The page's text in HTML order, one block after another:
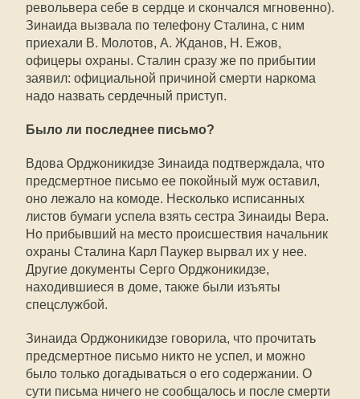
револьвера себе в сердце и скончался мгновенно).
Зинаида вызвала по телефону Сталина, с ним
приехали В. Молотов, А. Жданов, Н. Ежов,
офицеры охраны. Сталин сразу же по прибытии
заявил: официальной причиной смерти наркома
надо назвать сердечный приступ.
Было ли последнее письмо?
Вдова Орджоникидзе Зинаида подтверждала, что
предсмертное письмо ее покойный муж оставил,
оно лежало на комоде. Несколько исписанных
листов бумаги успела взять сестра Зинаиды Вера.
Но прибывший на место происшествия начальник
охраны Сталина Карл Паукер вырвал их у нее.
Другие документы Серго Орджоникидзе,
находившиеся в доме, также были изъяты
спецслужбой.
Зинаида Орджоникидзе говорила, что прочитать
предсмертное письмо никто не успел, и можно
было только догадываться о его содержании. О
сути письма ничего не сообщалось и после смерти